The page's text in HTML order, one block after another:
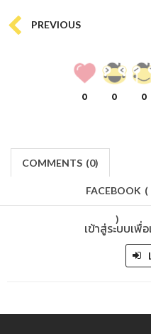
PREVIOUS
0 0 0
COMMENTS (0)
FACEBOOK (
)
เข้าสู่ระบบเพื่